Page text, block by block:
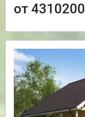
от 4310200